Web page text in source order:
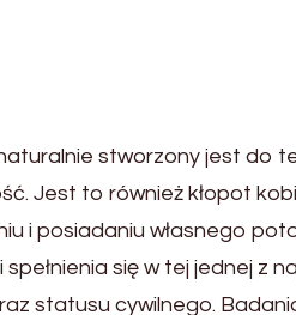
stworzony jest do
Jest to również kłopot
i posiadaniu własnego
spełnienia się w tej jednej z
statusu cywilnego.